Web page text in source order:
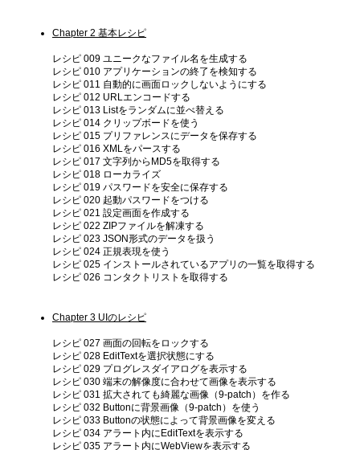
Chapter 2 基本レシピ
レシピ 009 ユニークなファイル名を生成する
レシピ 010 アプリケーションの終了を検知する
レシピ 011 自動的に画面ロックしないようにする
レシピ 012 URLエンコードする
レシピ 013 Listをランダムに並べ替える
レシピ 014 クリップボードを使う
レシピ 015 プリファレンスにデータを保存する
レシピ 016 XMLをパースする
レシピ 017 文字列からMD5を取得する
レシピ 018 ローカライズ
レシピ 019 パスワードを安全に保存する
レシピ 020 起動パスワードをつける
レシピ 021 設定画面を作成する
レシピ 022 ZIPファイルを解凍する
レシピ 023 JSON形式のデータを扱う
レシピ 024 正規表現を使う
レシピ 025 インストールされているアプリの一覧を取得する
レシピ 026 コンタクトリストを取得する
Chapter 3 UIのレシピ
レシピ 027 画面の回転をロックする
レシピ 028 EditTextを選択状態にする
レシピ 029 プログレスダイアログを表示する
レシピ 030 端末の解像度に合わせて画像を表示する
レシピ 031 拡大されても綺麗な画像（9-patch）を作る
レシピ 032 Buttonに背景画像（9-patch）を使う
レシピ 033 Buttonの状態によって背景画像を変える
レシピ 034 アラート内にEditTextを表示する
レシピ 035 アラート内にWebViewを表示する